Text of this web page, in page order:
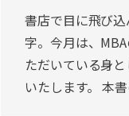
書店で目に飛び
字。今月は、
ただいている身
いたします。 本